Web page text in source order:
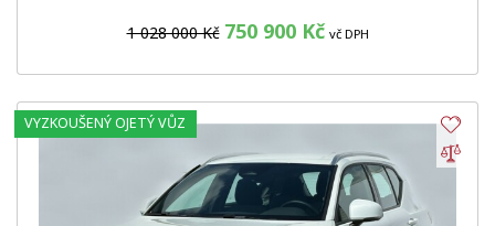
1 028 000 Kč 750 900 Kč vč DPH
VYZKOUŠENÝ OJETÝ VŮZ